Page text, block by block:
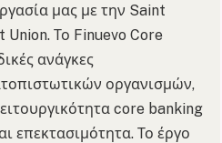
μας με την Saint
Union. Το Finuevo Core
ανάγκες
οργανισμών,
core banking
επεκτασιμότητα. Το έργο